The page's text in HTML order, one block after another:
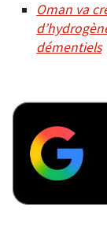
Oman va
démentiels